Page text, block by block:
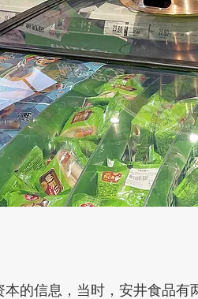
本的信息，当时，安井食品